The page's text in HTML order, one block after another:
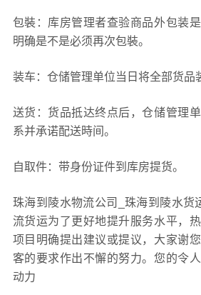
包裝：库房管理者查验商品外包装
明确是不是必须再次包裝。
装车：仓储管理单位当日将全部货品
送货：货品抵达终点后，仓储管理
系并承诺配送時间。
自取件：带身份证件到库房提货。
珠海到陵水物流公司_珠海到陵水货
流货运为了更好地提升服务水平，
项目明确提出建议或提议，大家谢
客的要求作出不懈的努力。您的令
动力